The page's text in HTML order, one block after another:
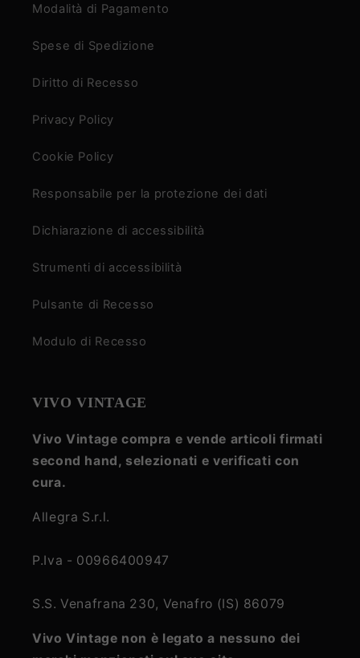
Modalità di Pagamento
Spese di Spedizione
Diritto di Recesso
Privacy Policy
Cookie Policy
Responsabile per la protezione dei dati
Dichiarazione di accessibilità
Strumenti di accessibilità
Pulsante di Recesso
Modulo di Recesso
VIVO VINTAGE
Vivo Vintage compra e vende articoli firmati
second hand, selezionati e verificati con
cura.
Allegra S.r.l.
P.Iva - 00966400947
S.S. Venafrana 230, Venafro (IS) 86079
Vivo Vintage non è legato a nessuno dei